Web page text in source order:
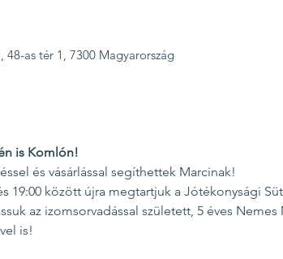
48-as tér 1, 7300 Magyarország
is Komlón!
és vásárlással segíthettek Marcinak!
19:00 között újra megtartjuk a Jótékonysági
az izomsorvadással született, 5 éves Nemes
is!